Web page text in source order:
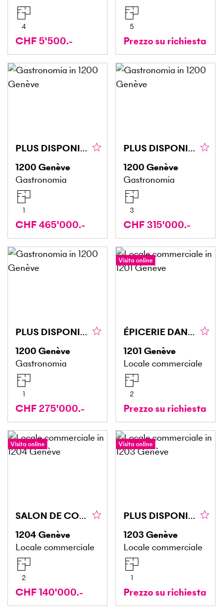
4
CHF 5'500.-
5
Prezzo su richiesta
PLUS DISPONIBLE PLUS DISPONIBLE
1200Genève
Gastronomia
1
CHF 465'000.-
PLUS DISPONIBLE PLUS DISPONIBLE
1200Genève
Gastronomia
3
CHF 315'000.-
PLUS DISPONIBLE PLUS DISPONIBLE
1200Genève
Gastronomia
1
CHF 275'000.-
Visita online
ÉPICERIE DANS UNE RUE PASSANTE
1201 Genève
Locale commerciale
2
Prezzo su richiesta
Visita online
SALON DE COIFFURE EN VIEILLE VILLE
1204Genève
Locale commerciale
2
CHF 140'000.-
Visita online
PLUS DISPONIBLE
1203Genève
Locale commerciale
1
Prezzo su richiesta